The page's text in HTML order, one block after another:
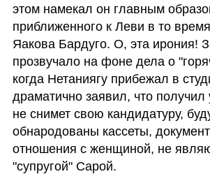
этом намекал он главным
приближенного к Леви в то
Яакова Бардуго. О, эта ирония!
прозвучало на фоне дела о
когда Нетаниягу прибежал в
драматично заявил, что получил
не снимет свою кандидатуру,
обнародованы кассеты,
отношения с женщиной, не
"супругой" Сарой.